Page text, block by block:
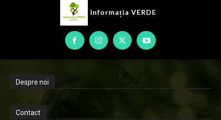
Informația VERDE
Despre noi
Contact